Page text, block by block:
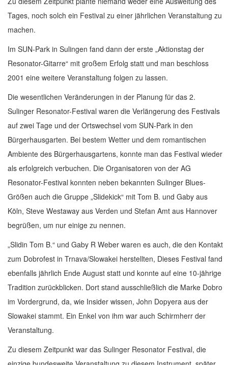
Tages, noch solch ein Festival zu einer jährlichen Veranstaltung zu
machen.
Im SUN-Park in Sulingen fand dann der erste „Aktionstag der
Resonator-Gitarre“ mit großem Erfolg statt und man beschloss
2001 eine weitere Veranstaltung folgen zu lassen.
Die wesentlichen Veränderungen in der Planung für das 2.
Sulinger Resonator-Festival waren die Verlängerung des Festivals
auf zwei Tage und der Ortswechsel vom SUN-Park in den
Bürgerhausgarten. Bei bestem Wetter und dem romantischen
Ambiente des Bürgerhausgartens, konnte man das Festival wieder
als erfolgreich verbuchen. Die Organisatoren von der AG
Resonator-Festival konnten neben bekannten Sulinger Blues-
Größen auch die Gruppe „Slidekick“ mit Tom B. und Gaby aus
Köln, Steve Westaway aus Verden und Stefan Amt aus Hannover
begrüßen, um nur einige zu nennen.
„Slidin Tom B.“ und Gaby R Weber waren es auch, die den Kontakt
zum Dobrofest in Trnava/Slowakei herstellten, Dieses Festival fand
ebenfalls jährlich Ende August statt und konnte auf eine 10-jährige
Tradition zurückblicken. Dort stand ausschließlich die Marke Dobro
im Vordergrund, da, wie Insider wissen, John Dopyera aus der
Slowakei stammt. Ein Enkel von ihm war auch Schirmherr der
Veranstaltung.
Zu diesem Zeitpunkt war das Sulinger Resonator Festival, die